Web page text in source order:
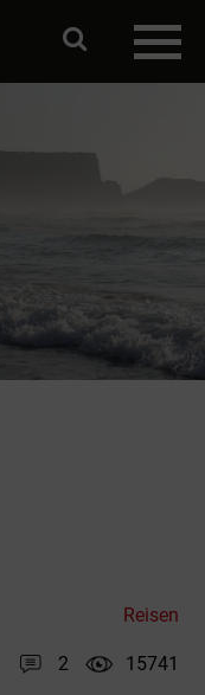
Reisen
2 15741